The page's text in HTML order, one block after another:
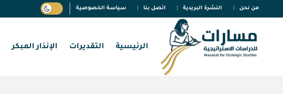
من نحن النشرة البريدية اتصل بنا سياسة الخصوصية
الرئيسية التقديرات الإنذار المبكر